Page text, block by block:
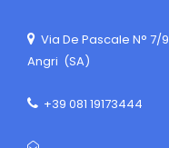
Via De Pascale N° 7/9
Angri (SA)
+39 081 19173444